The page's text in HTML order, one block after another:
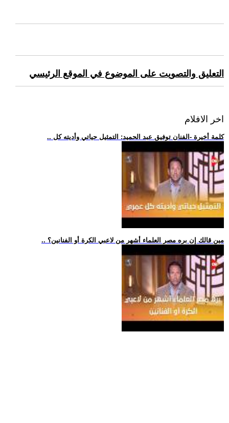
التعليق والتصويت على الموضوع في الموقع الرئيسي
اخر الافلام
.. كلمة أخيرة -الفنان توفيق عبد الحميد: التمثيل حياتي وأديته كل
.. مين قالك إن بره مصر العلماء أشهر من لاعبي الكرة أو الفنانين؟